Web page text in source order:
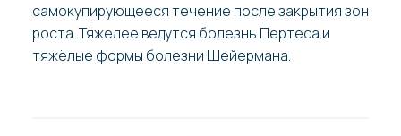
самокупирующееся течение после закрытия зон
роста. Тяжелее ведутся болезнь Пертеса и
тяжёлые формы болезни Шейермана.